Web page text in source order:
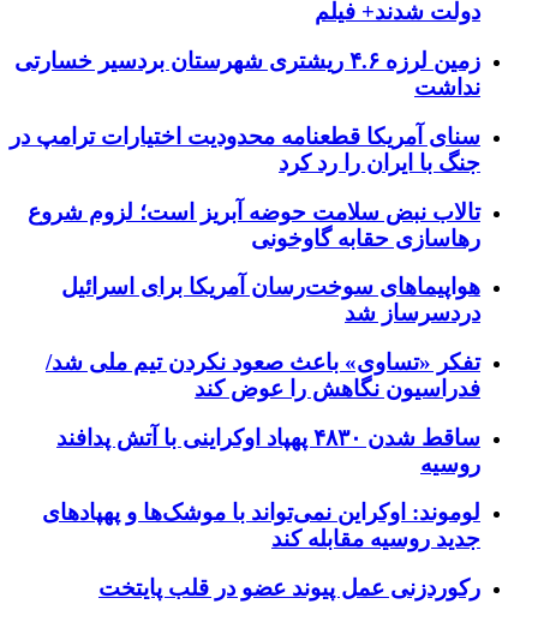
دولت شدند+ فیلم
زمین لرزه ۴.۶ ریشتری شهرستان بردسیر خسارتی
نداشت
سنای آمریکا قطعنامه محدودیت اختیارات ترامپ در
جنگ با ایران را رد کرد
تالاب نبض سلامت حوضه آبریز است؛ لزوم شروع
رهاسازی حقابه گاوخونی
هواپیماهای سوخت‌رسان آمریکا برای اسرائیل
دردسرساز شد
تفکر «تساوی» باعث صعود نکردن تیم ملی شد/
فدراسیون نگاهش را عوض کند
ساقط شدن ۴۸۳۰ پهپاد اوکراینی با آتش پدافند
روسیه
لوموند: اوکراین نمی‌تواند با موشک‌ها و پهپادهای
جدید روسیه مقابله کند
رکوردزنی عمل پیوند عضو در قلب پایتخت